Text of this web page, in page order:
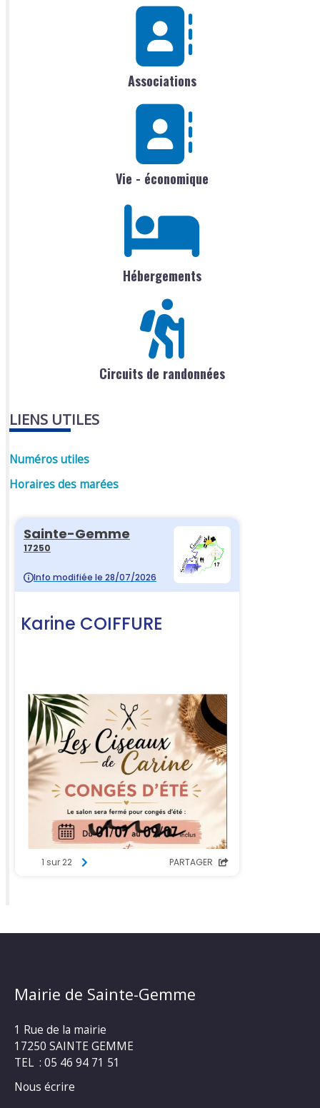
Associations
Vie - économique
Hébergements
Circuits de randonnées
LIENS UTILES
Numéros utiles
Horaires des marées
Mairie de Sainte-Gemme
1 Rue de la mairie
17250 SAINTE GEMME
TEL : 05 46 94 71 51
Nous écrire